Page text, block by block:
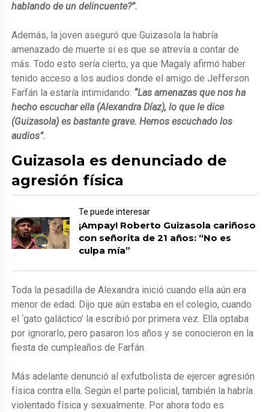
hablando de un delincuente?”.
Además, la joven aseguró que Guizasola la habría
amenazado de muerte si es que se atrevía a contar de
más. Todo esto sería cierto, ya que Magaly afirmó haber
tenido acceso a los audios donde el amigo de Jefferson
Farfán la estaría intimidando: “Las amenazas que nos ha
hecho escuchar ella (Alexandra Díaz), lo que le dice
(Guizasola) es bastante grave. Hemos escuchado los
audios”.
Guizasola es denunciado de
agresión física
Te puede interesar
¡Ampay! Roberto Guizasola cariñoso
con señorita de 21 años: “No es
culpa mía”
Toda la pesadilla de Alexandra inició cuando ella aún era
menor de edad. Dijo que aún estaba en el colegio, cuando
el ‘gato galáctico’ la escribió por primera vez. Ella optaba
por ignorarlo, pero pasaron los años y se conocieron en la
fiesta de cumpleaños de Farfán.
Más adelante denunció al exfutbolista de ejercer agresión
física contra ella. Según el parte policial, también la habría
violentado física y sexualmente. Por ahora todo es